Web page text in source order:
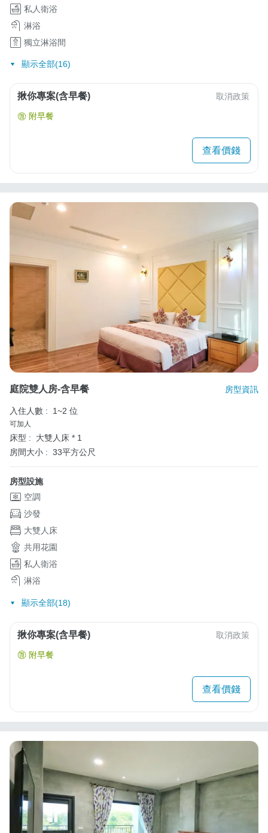
私人衛浴
淋浴
獨立淋浴間
顯示全部(16)
揪你專案(含早餐) 取消政策
附早餐
查看價錢
庭院雙人房-含早餐 房型資訊
入住人數 : 1~2 位
可加人
床型 :
大雙人床 * 1
房間大小 : 33平方公尺
房型設施
空調
沙發
大雙人床
共用花園
私人衛浴
淋浴
顯示全部(18)
揪你專案(含早餐) 取消政策
附早餐
查看價錢